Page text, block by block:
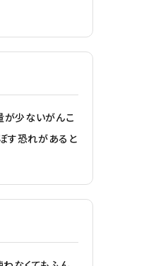
が少ないがんこ
す恐れがあると